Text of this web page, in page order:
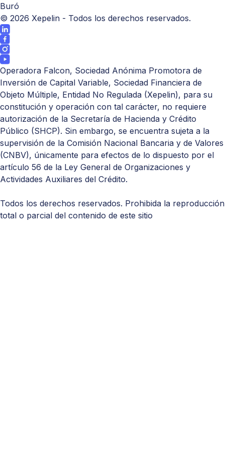
Buró
© 2026 Xepelin - Todos los derechos reservados.
Operadora Falcon, Sociedad Anónima Promotora de
Inversión de Capital Variable, Sociedad Financiera de
Objeto Múltiple, Entidad No Regulada (Xepelin), para su
constitución y operación con tal carácter, no requiere
autorización de la Secretaría de Hacienda y Crédito
Público (SHCP). Sin embargo, se encuentra sujeta a la
supervisión de la Comisión Nacional Bancaria y de Valores
(CNBV), únicamente para efectos de lo dispuesto por el
artículo 56 de la Ley General de Organizaciones y
Actividades Auxiliares del Crédito.
Todos los derechos reservados. Prohibida la reproducción
total o parcial del contenido de este sitio